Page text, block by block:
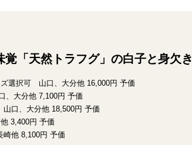
覚「天然トラフグ」の白子と身欠き
選択可 山口、大分他 16,000円 予価
、大分他 7,100円 予価
口、大分他 18,500円 予価
3,400円 予価
崎他 8,100円 予価